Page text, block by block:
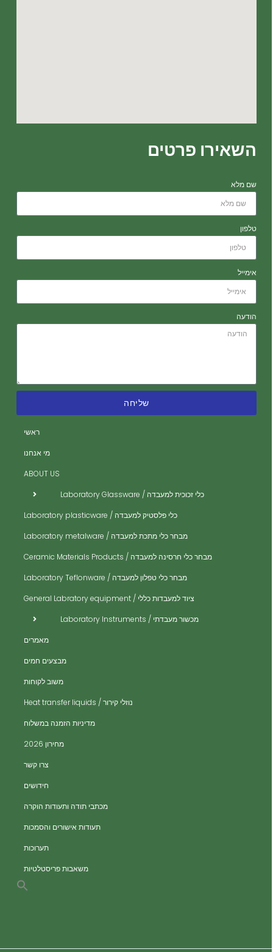
השאירו פרטים
שם מלא
טלפון
אימייל
הודעה
שליחה
ראשי
מי אנחנו
ABOUT US
כלי זכוכית למעבדה / Laboratory Glassware
כלי פלסטיק למעבדה / Laboratory plasticware
מבחר כלי מתכת למעבדה / Laboratory metalware
מבחר כלי חרסינה למעבדה / Ceramic Materials Products
מבחר כלי טפלון למעבדה / Laboratory Teflonware
ציוד למעבדות כללי / General Labratory equipment
מכשור מעבדתי / Laboratory Instruments
מאמרים
מבצעים חמים
משוב לקוחות
נוזלי קירור / Heat transfer liquids
​מדיניות הזמנה במשלוח
מחירון 2026
צרו קשר
חידושים
מכתבי תודה ותעודות הוקרה
תעודות אישורים והסמכות
תערוכות
משאבות פריסטלטיות